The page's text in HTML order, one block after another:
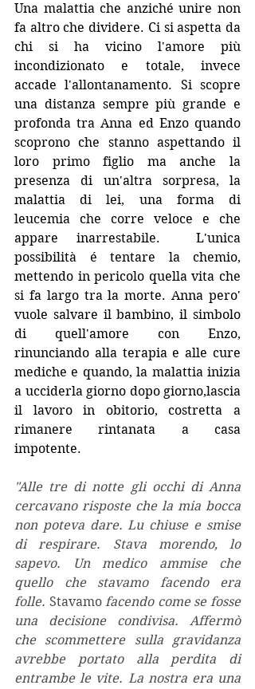
Una malattia che anziché unire non
fa altro che dividere. Ci si aspetta da
chi si ha vicino l'amore più
incondizionato e totale, invece
accade l'allontanamento. Si scopre
una distanza sempre più grande e
profonda tra Anna ed Enzo quando
scoprono che stanno aspettando il
loro primo figlio ma anche la
presenza di un'altra sorpresa, la
malattia di lei, una forma di
leucemia che corre veloce e che
appare inarrestabile.  L'unica
possibilità é tentare la chemio,
mettendo in pericolo quella vita che
si fa largo tra la morte. Anna pero'
vuole salvare il bambino, il simbolo
di quell'amore con Enzo,
rinunciando alla terapia e alle cure
mediche e quando, la malattia inizia
a ucciderla giorno dopo giorno,lascia
il lavoro in obitorio, costretta a
rimanere rintanata a casa
impotente.
"Alle tre di notte gli occhi di Anna
cercavano risposte che la mia bocca
non poteva dare. Lu chiuse e smise
di respirare. Stava morendo, lo
sapevo. Un medico ammise che
quello che stavamo facendo era
folle. Stavamo facendo come se fosse
una decisione condivisa. Affermò
che scommettere sulla gravidanza
avrebbe portato alla perdita di
entrambe le vite. La nostra era una